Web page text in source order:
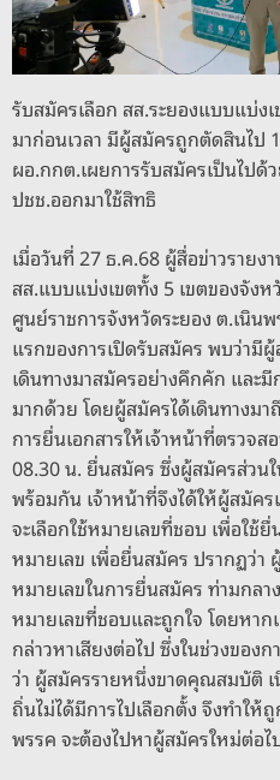
k
รับสมัครเลือก สส.ระยองแบบแบ่
มาก่อนเวลา มีผู้สมัครถูกตัดสินไ
ผอ.กกต.เผยการรับสมัครเป็นไปด้
ปชช.ออกมาใช้สิทธิ
เมื่อวันที่ 27 ธ.ค.68 ผู้สื่อข่าวรายง
สส.แบบแบ่งเขตทั้ง 5 เขตของจัง
ศูนย์ราชการจังหวัดระยอง ต.เนิน
แรกของการเปิดรับสมัคร พบว่ามี
เดินทางมาสมัครอย่างคึกคัก และมี
มากด้วย โดยผู้สมัครได้เดินทางมา
การยื่นเอกสารให้เจ้าหน้าที่ตรวจ
08.30 น. ยื่นสมัคร ซึ่งผู้สมัครส่วน
พร้อมกัน เจ้าหน้าที่จึงได้ให้ผู้สมัค
จะเลือกใช้หมายเลขที่ชอบ เพื่อใช้
หมายเลข เพื่อยื่นสมัคร ปรากฏว่า
หมายเลขในการยื่นสมัคร ท่ามกลา
หมายเลขที่ชอบและถูกใจ โดยหาก
กล่าวหาเสียงต่อไป ซึ่งในช่วงขอ
ว่า ผู้สมัครรายหนึ่งขาดคุณสมบัติ เ
ถิ่นไม่ได้มีการไปเลือกตั้ง จึงทำใ
พรรค จะต้องไปหาผู้สมัครใหม่ต่อไ